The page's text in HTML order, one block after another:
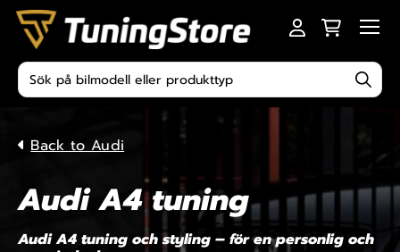
Skip to content
Produktsökning
Back to Audi
Audi A4 tuning
Audi A4 tuning och styling – för en personlig och